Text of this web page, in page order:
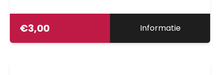
€3,00 Informatie